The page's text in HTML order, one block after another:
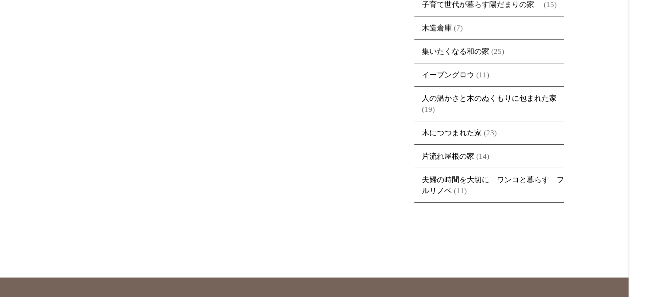
子育て世代が暮らす陽だまりの家 (15)
木造倉庫(7)
集いたくなる和の家 (25)
イーブングロウ (11)
人の温かさと木のぬくもりに包まれた家
(19)
木につつまれた家 (23)
片流れ屋根の家 (14)
夫婦の時間を大切に ワンコと暮らす フ
ルリノベ(11)